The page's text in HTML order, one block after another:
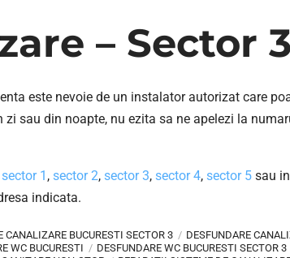
– Sector
este nevoie de un instalator autorizat care
sau din noapte, nu ezita sa ne apelezi la
sector 1 , sector 2, sector 3, sector 4, sector 5 sau in
indicata.
CANALIZARE BUCURESTI SECTOR 3
DESFUNDARE
WC BUCURESTI DESFUNDARE WC BUCURESTI SECTOR 3